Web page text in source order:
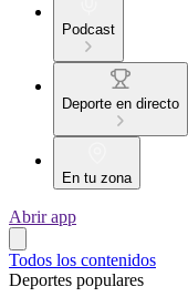
Podcast
Deporte en directo
En tu zona
Abrir app
Todos los contenidos
Deportes populares